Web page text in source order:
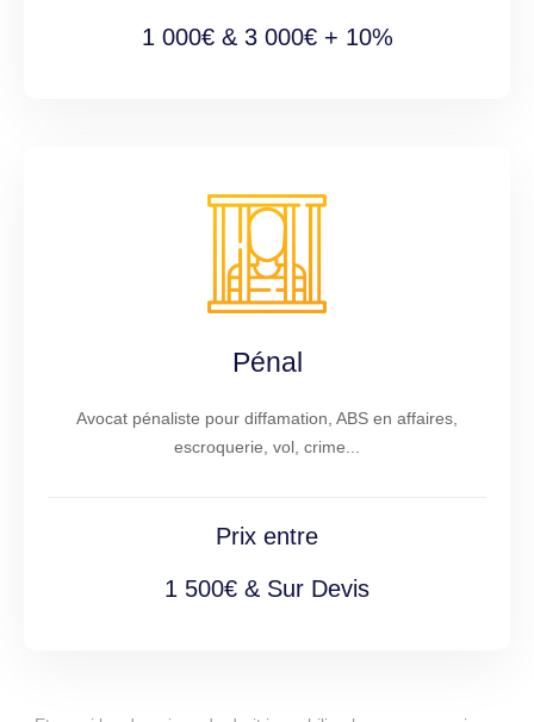
1 000€ & 3 000€ + 10%
Pénal
Avocat pénaliste pour diffamation, ABS en affaires,
escroquerie, vol, crime...
Prix entre
1 500€ & Sur Devis